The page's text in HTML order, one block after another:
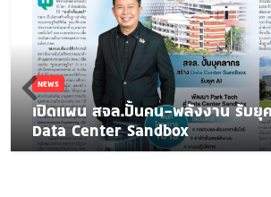
NEWS
เปิดแผน สจล.ปั้นคน-พลังงาน รับยุ
Data Center Sandbox